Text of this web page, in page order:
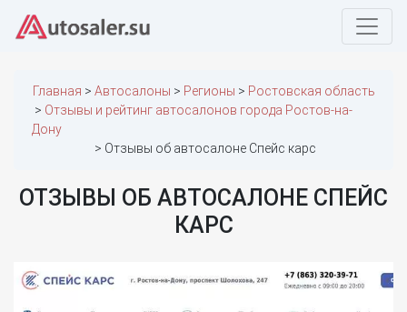
Главная Автосалоны Регионы
Ростовская область
Отзывы и рейтинг автосалонов города Ростов-на-
Дону
Отзывы об автосалоне Спейс карс
ОТЗЫВЫ ОБ АВТОСАЛОНЕ СПЕЙС
КАРС